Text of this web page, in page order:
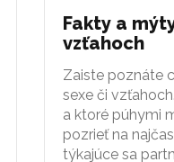
Fakty a
vzťahoch
Zaiste poznáte
sexe či
a ktoré púhymi
pozrieť na
týkajúce sa